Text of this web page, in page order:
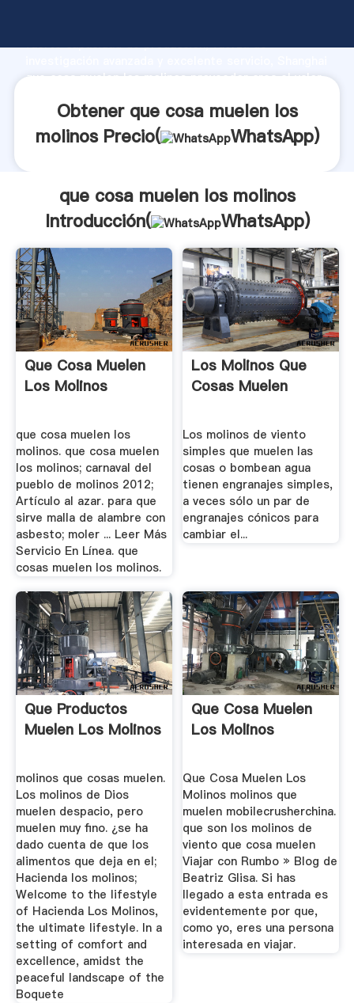
fuerte capacidad de producción, fuerza de
que cosa muelen los molinos proveedor crea el valor
Obtener que cosa muelen los
molinos Precio(
WhatsApp)
que cosa muelen los molinos
Introducción(
WhatsApp)
Que Cosa Muelen
Los Molinos
que cosa muelen los
molinos. que cosa muelen
los molinos; carnaval del
pueblo de molinos 2012;
Artículo al azar. para que
sirve malla de alambre con
asbesto; moler ... Leer Más
Servicio En Línea. que
cosas muelen los molinos.
Los Molinos Que
Cosas Muelen
Los molinos de viento
simples que muelen las
cosas o bombean agua
tienen engranajes simples,
a veces sólo un par de
engranajes cónicos para
cambiar el...
Que Productos
Muelen Los Molinos
molinos que cosas muelen.
Los molinos de Dios
muelen despacio, pero
muelen muy fino. ¿se ha
dado cuenta de que los
alimentos que deja en el;
Hacienda los molinos;
Welcome to the lifestyle
of Hacienda Los Molinos,
the ultimate lifestyle. In a
setting of comfort and
excellence, amidst the
peaceful landscape of the
Boquete
Que Cosa Muelen
Los Molinos
Que Cosa Muelen Los
Molinos molinos que
muelen mobilecrusherchina.
que son los molinos de
viento que cosa muelen
Viajar con Rumbo » Blog de
Beatriz Glisa. Si has
llegado a esta entrada es
evidentemente por que,
como yo, eres una persona
interesada en viajar.